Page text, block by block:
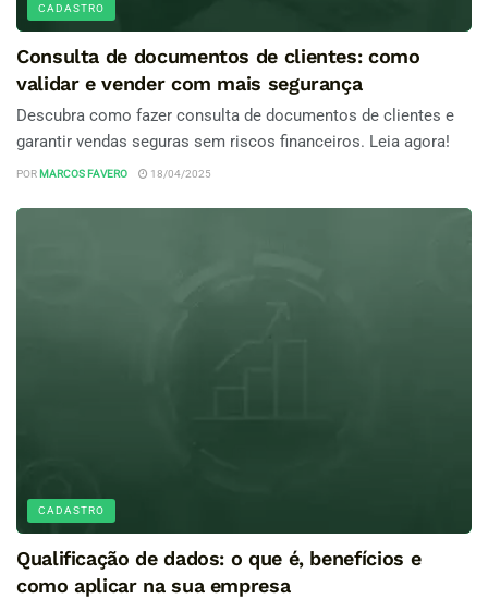
CADASTRO
Consulta de documentos de clientes: como
validar e vender com mais segurança
Descubra como fazer consulta de documentos de clientes e
garantir vendas seguras sem riscos financeiros. Leia agora!
POR MARCOS FAVERO 18/04/2025
CADASTRO
Qualificação de dados: o que é, benefícios e
como aplicar na sua empresa